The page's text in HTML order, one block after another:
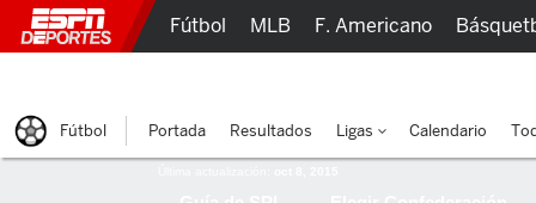
Fútbol MLB F. Americano
Fútbol Portada Resultados Ligas Calendario